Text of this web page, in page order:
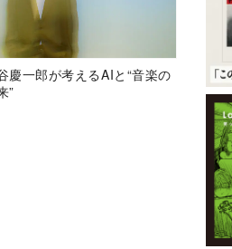
慶一郎が考えるAIと“音楽の
”